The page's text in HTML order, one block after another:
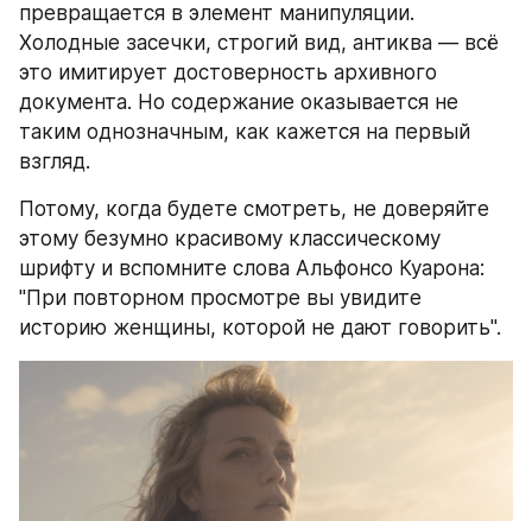
превращается в элемент манипуляции.
Холодные засечки, строгий вид, антиква — всё
это имитирует достоверность архивного
документа. Но содержание оказывается не
таким однозначным, как кажется на первый
взгляд.
Потому, когда будете смотреть, не доверяйте
этому безумно красивому классическому
шрифту и вспомните слова Альфонсо Куарона:
"При повторном просмотре вы увидите
историю женщины, которой не дают говорить".